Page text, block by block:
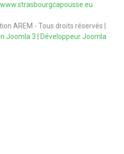
www.strasbourgcapousse.eu
AREM - Tous droits réservés |
Joomla 3
Développeur Joomla